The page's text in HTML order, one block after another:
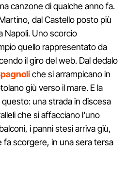
canzone di qualche anno fa.
dal Castello posto più
Napoli. Uno scorcio
quello rappresentato da
il giro del web. Dal dedalo
che si arrampicano in
giù verso il mare. E la
una strada in discesa
che si affacciano l'uno
i panni stesi arriva giù,
fa scorgere, in una sera tersa